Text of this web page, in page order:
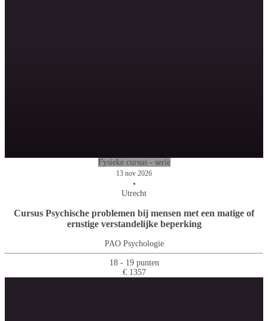
Fysieke cursus - serie
13 nov 2026
•
Utrecht
Cursus Psychische problemen bij mensen met een matige of
ernstige verstandelijke beperking
PAO Psychologie
18 - 19 punten
€ 1357